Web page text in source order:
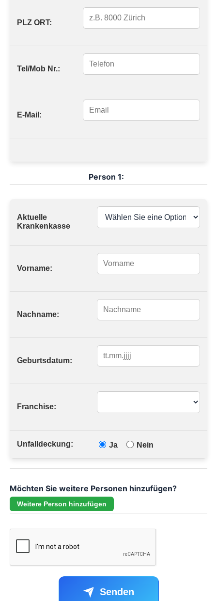
PLZ ORT:
Tel/Mob Nr.:
E-Mail:
Person 1:
Aktuelle
Krankenkasse
Vorname:
Nachname:
Geburtsdatum:
Franchise:
Unfalldeckung: Ja Nein
Möchten Sie weitere Personen hinzufügen?
Weitere Person hinzufügen
Senden